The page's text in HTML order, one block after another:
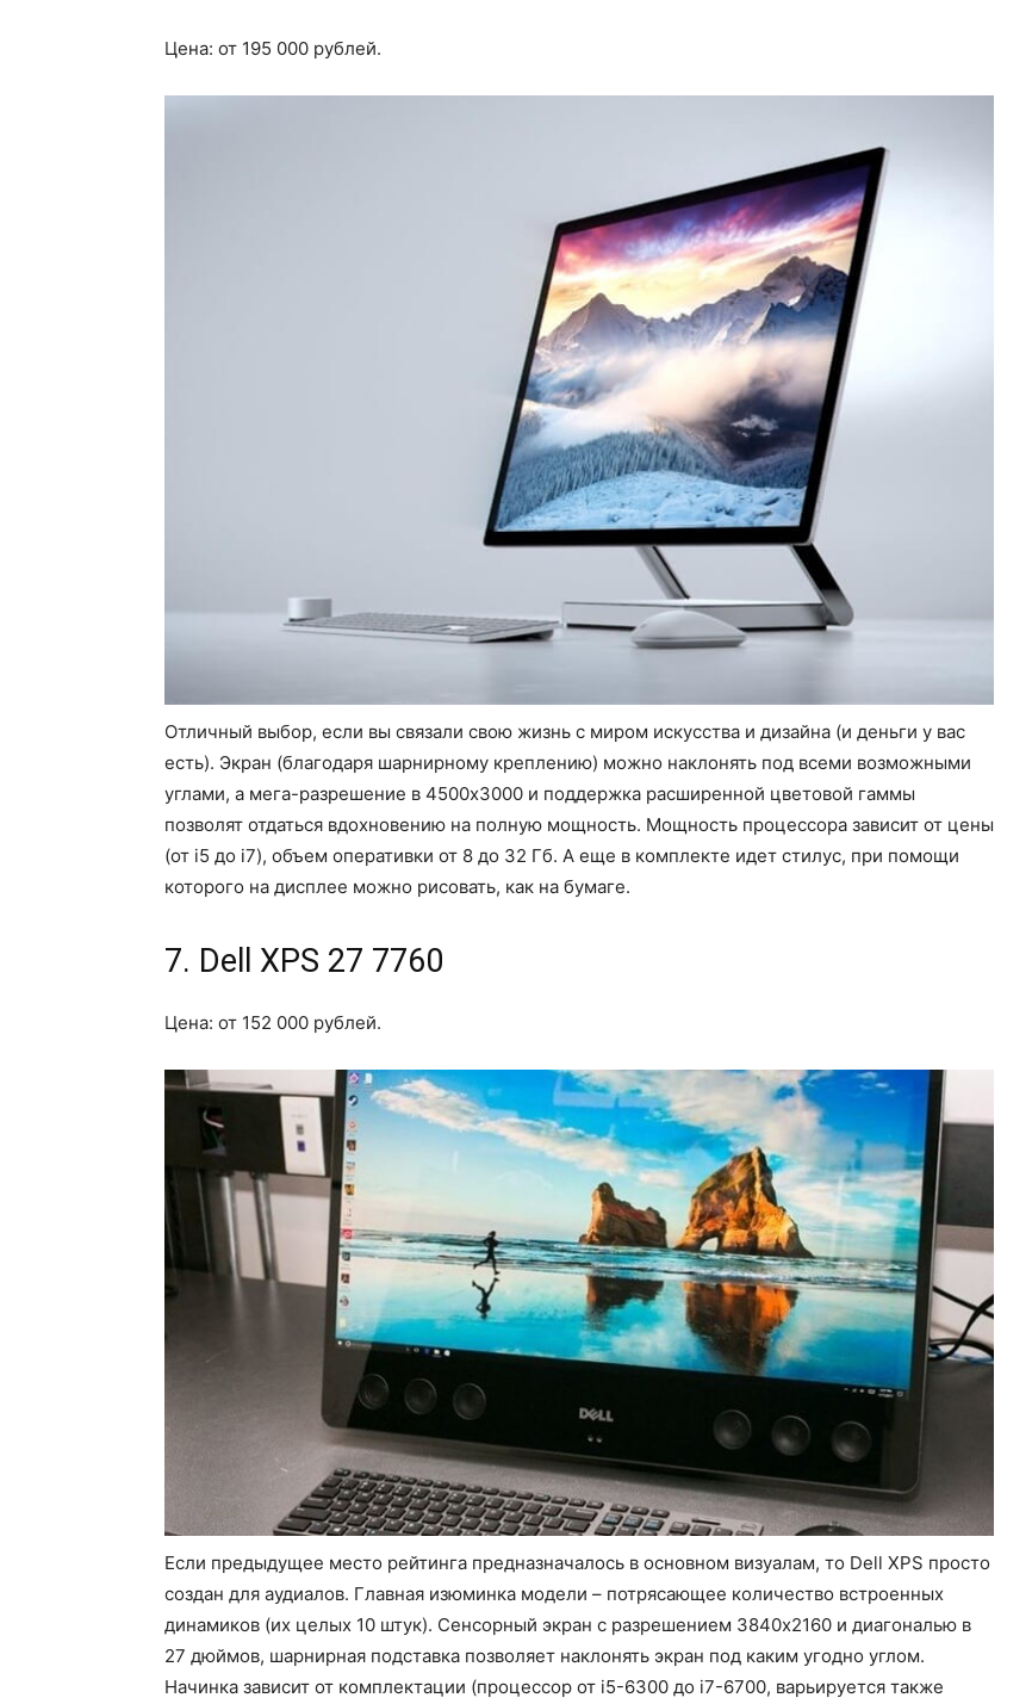
Цена: от 195 000 рублей.
Отличный выбор, если вы связали свою жизнь с миром искусства и дизайна (и деньги у вас
есть). Экран (благодаря шарнирному креплению) можно наклонять под всеми возможными
углами, а мега-разрешение в 4500х3000 и поддержка расширенной цветовой гаммы
позволят отдаться вдохновению на полную мощность. Мощность процессора зависит от цены
(от i5 до i7), объем оперативки от 8 до 32 Гб. А еще в комплекте идет стилус, при помощи
которого на дисплее можно рисовать, как на бумаге.
7. Dell XPS 27 7760
Цена: от 152 000 рублей.
Если предыдущее место рейтинга предназначалось в основном визуалам, то Dell XPS просто
создан для аудиалов. Главная изюминка модели – потрясающее количество встроенных
динамиков (их целых 10 штук). Сенсорный экран с разрешением 3840х2160 и диагональю в
27 дюймов, шарнирная подставка позволяет наклонять экран под каким угодно углом.
Начинка зависит от комплектации (процессор от i5-6300 до i7-6700, варьируется также